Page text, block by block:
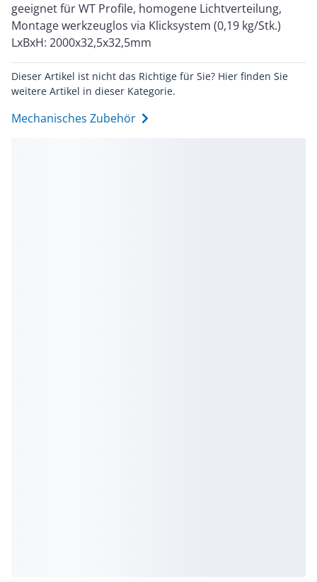
geeignet für WT Profile, homogene Lichtverteilung,
Montage werkzeuglos via Klicksystem (0,19 kg/Stk.)
LxBxH: 2000x32,5x32,5mm
Dieser Artikel ist nicht das Richtige für Sie? Hier finden Sie
weitere Artikel in dieser Kategorie.
Mechanisches Zubehör